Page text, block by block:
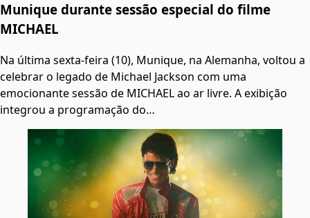
Munique durante sessão especial do filme
MICHAEL
Na última sexta-feira (10), Munique, na Alemanha, voltou a
celebrar o legado de Michael Jackson com uma
emocionante sessão de MICHAEL ao ar livre. A exibição
integrou a programação do…